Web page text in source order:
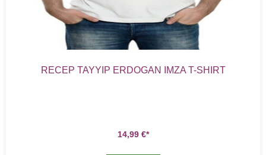
RECEP TAYYIP ERDOGAN IMZA T-SHIRT
14,99 €